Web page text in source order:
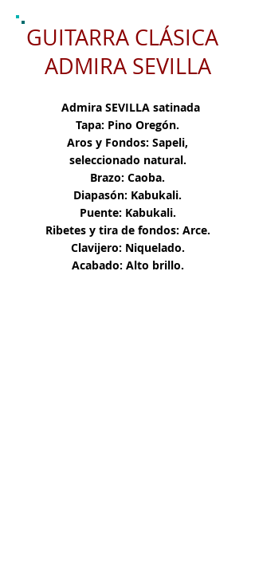
GUITARRA CLÁSICA
ADMIRA SEVILLA
Admira SEVILLA satinada
Tapa: Pino Oregón.
Aros y Fondos: Sapeli,
seleccionado natural.
Brazo: Caoba.
Diapasón: Kabukali.
Puente: Kabukali.
Ribetes y tira de fondos: Arce.
Clavijero: Niquelado.
Acabado: Alto brillo.